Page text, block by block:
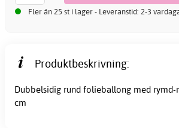
Fler än 25 st i lager - Leveranstid: 2-3
Produktbeskrivning:
Dubbelsidig rund folieballong med rymd-
cm